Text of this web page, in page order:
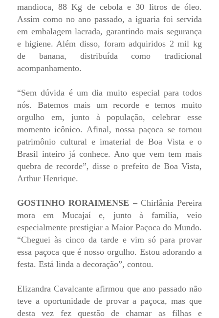
mandioca, 88 Kg de cebola e 30 litros de óleo.
Assim como no ano passado, a iguaria foi servida
em embalagem lacrada, garantindo mais segurança
e higiene. Além disso, foram adquiridos 2 mil kg
de banana, distribuída como tradicional
acompanhamento.
“Sem dúvida é um dia muito especial para todos
nós. Batemos mais um recorde e temos muito
orgulho em, junto à população, celebrar esse
momento icônico. Afinal, nossa paçoca se tornou
patrimônio cultural e imaterial de Boa Vista e o
Brasil inteiro já conhece. Ano que vem tem mais
quebra de recorde”, disse o prefeito de Boa Vista,
Arthur Henrique.
GOSTINHO RORAIMENSE – Chirlânia Pereira
mora em Mucajaí e, junto à família, veio
especialmente prestigiar a Maior Paçoca do Mundo.
“Cheguei às cinco da tarde e vim só para provar
essa paçoca que é nosso orgulho. Estou adorando a
festa. Está linda a decoração”, contou.
Elizandra Cavalcante afirmou que ano passado não
teve a oportunidade de provar a paçoca, mas que
desta vez fez questão de chamar as filhas e